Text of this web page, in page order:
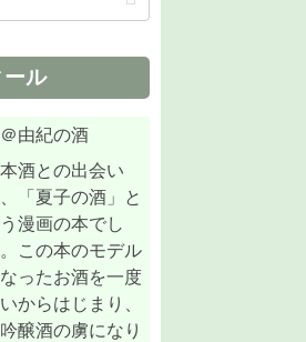
ール
由紀の酒
酒との出会い
「夏子の酒」と
漫画の本でし
この本のモデル
ったお酒を一度
からはじまり、
醸酒の虜になり